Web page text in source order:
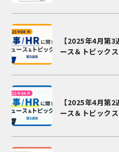
【2025年4月第
ース＆トピック
【2025年4月第
ース＆トピック